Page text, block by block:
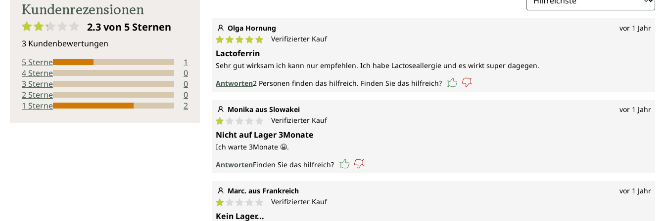
Kundenrezensionen
2.3 von 5 Sternen
3 Kundenbewertungen
5 Sterne
1
4 Sterne
0
3 Sterne
0
2 Sterne
0
1 Sterne
2
Olga Hornung vor 1 Jahr
Durchschnittliche Bewertung von 5 von 5 Sternen
Verifizierter Kauf
Lactoferrin
Sehr gut wirksam ich kann nur empfehlen. Ich habe Lactoseallergie und es wirkt super dagegen.
Antworten2 Personen finden das hilfreich. Finden Sie das hilfreich?
Monika aus Slowakei vor 1 Jahr
Durchschnittliche Bewertung von 1 von 5 Sternen
Verifizierter Kauf
Nicht auf Lager 3Monate
Ich warte 3Monate 😬.
AntwortenFinden Sie das hilfreich?
Marc. aus Frankreich vor 1 Jahr
Durchschnittliche Bewertung von 1 von 5 Sternen
Verifizierter Kauf
Kein Lager...